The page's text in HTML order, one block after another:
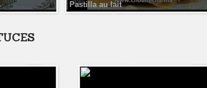
Pastilla au lait